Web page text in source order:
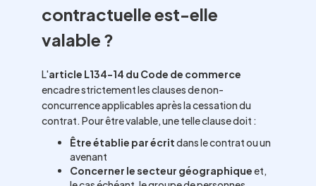
contractuelle est-elle
valable ?
L'article L134-14 du Code de commerce
encadre strictement les clauses de non-
concurrence applicables après la cessation du
contrat. Pour être valable, une telle clause doit :
Être établie par écritdans le contrat ou un
avenant
Concerner le secteur géographiqueet,